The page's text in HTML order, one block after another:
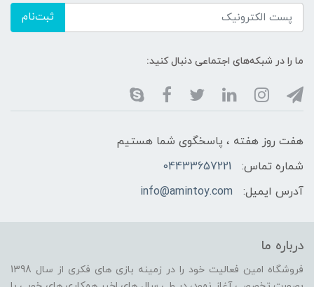
ثبت‌نام
ما را در شبکه‌های اجتماعی دنبال کنید:
هفت روز هفته ، پاسخگوی شما هستیم
شماره تماس:
04433657221
آدرس ایمیل:
info@amintoy.com
درباره ما
فروشگاه امین فعالیت خود را در زمینه بازی های فکری از سال 1398